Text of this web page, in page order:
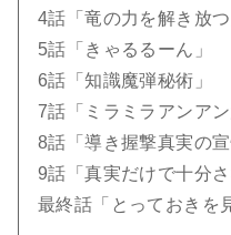
4話「竜の力を解き放つ
5話「きゃるるーん」
6話「知識魔弾秘術」
7話「ミラミラアンアン
8話「導き握撃真実の宣
9話「真実だけで十分さ
最終話「とっておきを